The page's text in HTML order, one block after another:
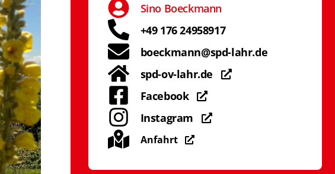
Sino Boeckmann
+49 176 24958917
boeckmann@spd-lahr.de
spd-ov-lahr.de
Facebook
Instagram
Anfahrt